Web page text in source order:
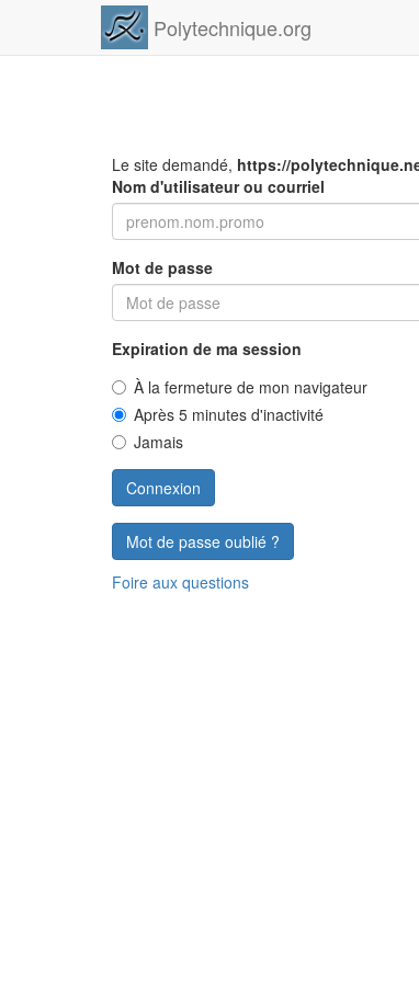
Polytechnique.org
Le site demandé, https://
Nom d'utilisateur ou courriel
Mot de passe
Expiration de ma session
À la fermeture de mon navigateur
Après 5 minutes d'inactivité
Jamais
Mot de passe oublié ?
Foire aux questions